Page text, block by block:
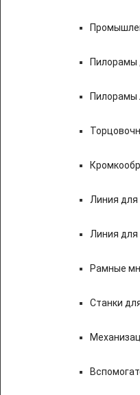
Пилорамы
Пилорамы
Линия для
Линия для
Рамные
Станки